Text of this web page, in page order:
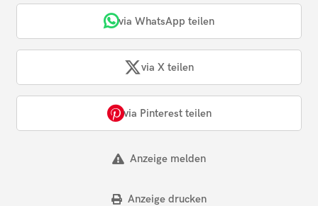
via WhatsApp teilen
via X teilen
via Pinterest teilen
Anzeige melden
Anzeige drucken